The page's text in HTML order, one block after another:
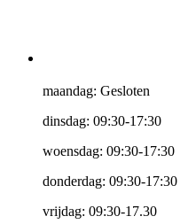
maandag: Gesloten
dinsdag: 09:30-17:30
woensdag: 09:30-17:30
donderdag: 09:30-17:30
vrijdag: 09:30-17.30